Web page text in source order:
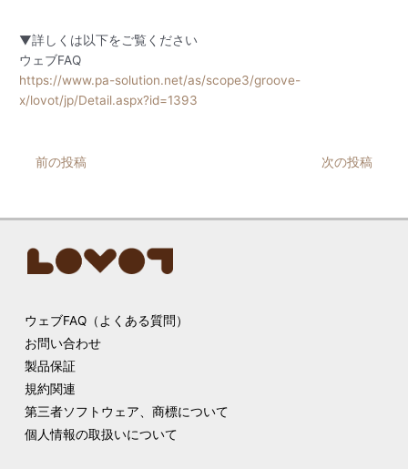
▼詳しくは以下をご覧ください
ウェブFAQ
https://www.pa-solution.net/as/scope3/groove-
x/lovot/jp/Detail.aspx?id=1393
Post
前の投稿 次の投稿
ウェブFAQ（よくある質問）
お問い合わせ
製品保証
規約関連
第三者ソフトウェア、商標について
個人情報の取扱いについて